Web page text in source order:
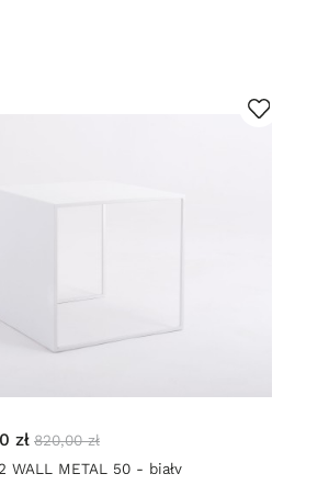
zł 820,00 zł
WALL METAL 50 - biały